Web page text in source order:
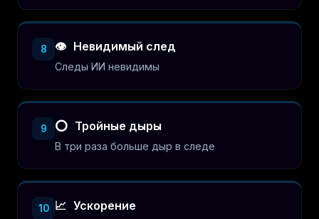
8 👁️ Невидимый след
Следы ИИ невидимы
9 ⭕ Тройные дыры
В три раза больше дыр в следе
10 📈 Ускорение